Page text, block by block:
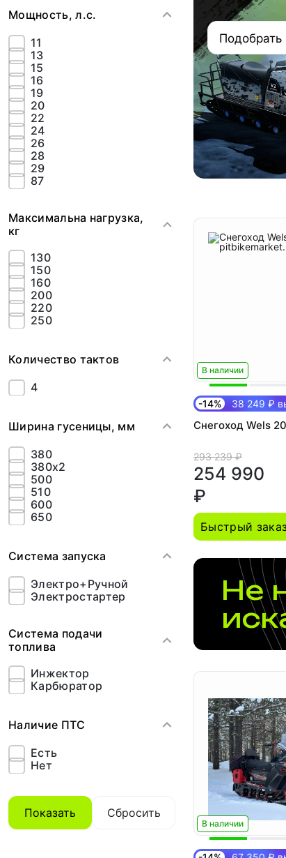
Мощность, л.с.
11
13
15
16
19
20
22
24
26
28
29
87
Максимальна нагрузка,
кг
130
150
160
200
220
250
Количество тактов
4
Ширина гусеницы, мм
380
380х2
500
510
600
650
Система запуска
Электро+Ручной
Электростартер
Система подачи
топлива
Инжектор
Карбюратор
Наличие ПТС
Есть
Нет
Показать Сбросить
Подобрать
В наличии
-14% 38 249 ₽
Снегоход Wels
293 239 ₽
254 990
₽
Быстрый
Не
В наличии